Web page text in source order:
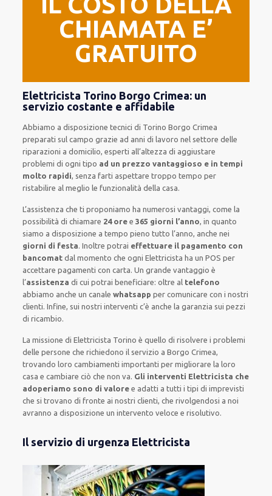
CHIAMATA E’
GRATUITO
Elettricista Torino Borgo Crimea: un
servizio costante e affidabile
Abbiamo a disposizionetecnici di Torino Borgo Crimea
preparati sul campo grazie ad anni di lavoronel settore delle
riparazioni a domicilio, esperti all’altezza di aggiustare
problemi di ogni tipo ad un prezzo vantaggioso e in tempi
molto rapidi, senza farti aspettare troppo tempo per
ristabilire al meglio le funzionalità della casa.
L’assistenza che tiproponiamo ha numerosi vantaggi, come la
possibilità di chiamare 24 ore e 365 giorni l’anno, in quanto
siamo a disposizione a tempo pieno tutto l’anno, anche nei
giorni di festa.Inoltrepotrai effettuare il pagamento con
bancomat dal momento che ogni Elettricista haun POSper
accettare pagamenticon carta.Un grande vantaggio è
l’assistenza di cui potrai beneficiare: oltre al telefono
abbiamo anche uncanale whatsappper comunicare con i nostri
clienti.Infine, sui nostri interventi c’è anche lagaranzia sui pezzi
di ricambio.
La missione di Elettricista Torino è quello di risolvere i problemi
delle persone cherichiedono il servizio a Borgo Crimea,
trovando lorocambiamenti importanti per migliorare la loro
casa e cambiare ciò che non va. Gli interventi Elettricista che
adoperiamo sono di valore e adatti a tutti i tipi di imprevisti
che si trovano di fronte ai nostri clienti, che rivolgendosi a noi
avranno a disposizione un interventoveloce e risolutivo.
Il servizio di urgenza Elettricista